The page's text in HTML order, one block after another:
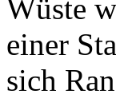
Wüste
einer
sich